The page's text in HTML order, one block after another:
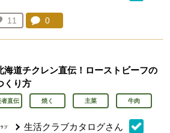
お気に入り登録：
11
人が登録
コメント：
0
海道チクレン直伝！ローストビーフの
くり方
者直伝 焼く 主菜 牛肉
生活クラブカタログさん